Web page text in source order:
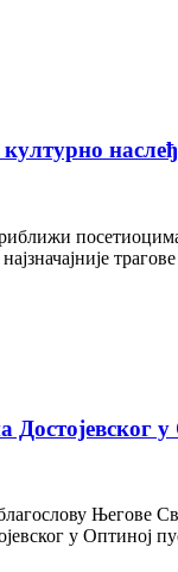
Његове
у Оптиној